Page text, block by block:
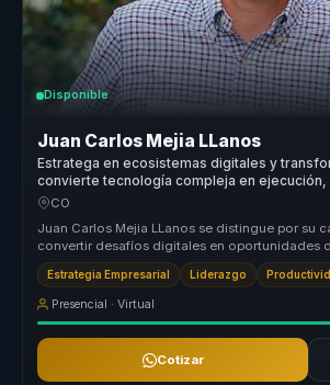
Disponible
Juan Carlos Mejia LLanos
Estratega en ecosistemas digitales y
convierte tecnología compleja en ejecución,
competitiva y decisiones para empresas.
CO
Juan Carlos Mejia LLanos se distingue por su
convertir desafíos digitales en oportunidades
enfoque únic...
Estrategia Empresarial Liderazgo
Presencial · Virtual
Cotizar